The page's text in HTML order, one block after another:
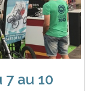
7 au 10